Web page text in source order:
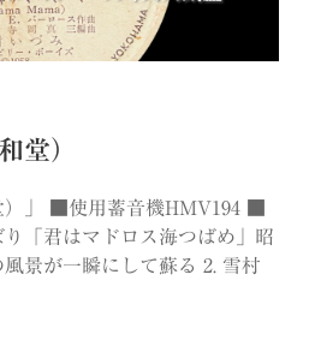
堂）
）」 ■使用蓄音機HMV194 ■
「君はマドロス海つばめ」昭
景が一瞬にして蘇る 2. 雪村